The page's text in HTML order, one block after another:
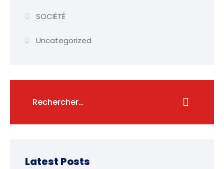
SOCIÉTÉ
Uncategorized
Latest Posts